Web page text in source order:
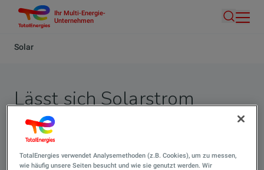
Ihr Multi-Energie-
Unternehmen
Suche
Pfadnavigation
Solar
Lässt sich Solarstrom
speichern?
Suche
TotalEnergies verwendet Analysemethoden (z.B. Cookies), um zu messen,
wie häufig unsere Seiten besucht und wie sie genutzt werden. Wir